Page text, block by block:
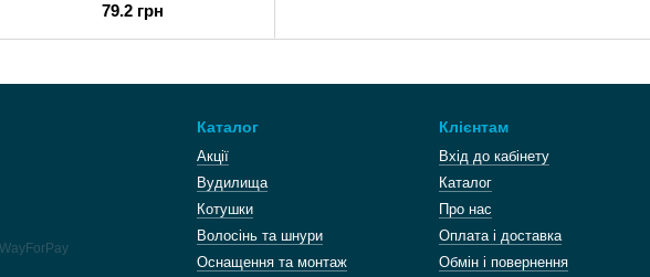
79.2 грн
Каталог
Акції
Вудилища
Котушки
Волосінь та шнури
Оснащення та монтаж
Клієнтам
Вхід до кабінету
Каталог
Про нас
Оплата і доставка
Обмін і повернення